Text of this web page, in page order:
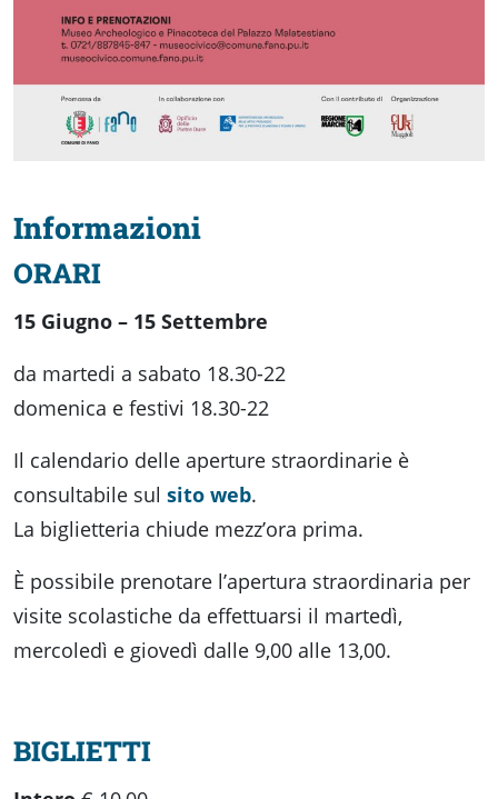
Informazioni
ORARI
15 Giugno – 15 Settembre
da martedi a sabato 18.30-22
domenica e festivi 18.30-22
Il calendario delle aperture straordinarie è
consultabile sul sito web.
La biglietteria chiude mezz’ora prima.
È possibile prenotare l’apertura straordinaria per
visite scolastiche da effettuarsi il martedì,
mercoledì e giovedì dalle 9,00 alle 13,00.
BIGLIETTI